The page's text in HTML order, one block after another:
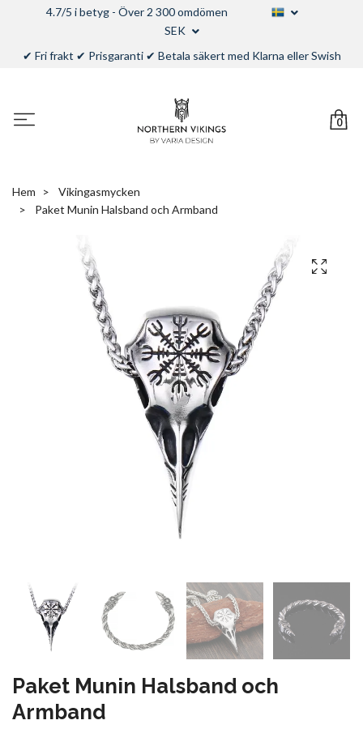
4.7/5 i betyg - Över 2 300 omdömen
SEK
✔ Fri frakt ✔ Prisgaranti ✔ Betala säkert med Klarna eller Swish
0
Hem
Vikingasmycken
Paket Munin Halsband och Armband
Paket Munin Halsband och
Armband